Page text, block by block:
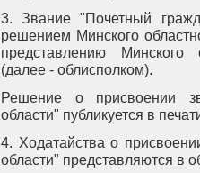
3. Звание "Почетный
решением Минского
представлению Минского
(далее - облисполком).
Решение о присвоении
области" публикуется в
4. Ходатайства о
области" представляются в